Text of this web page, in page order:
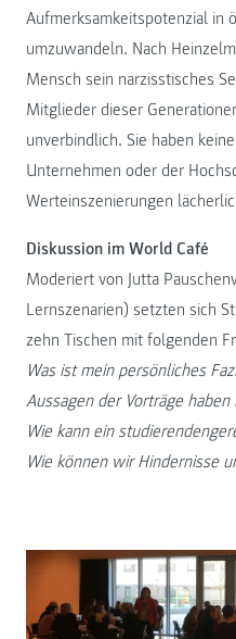
Aufmerksamkeitspotenzial in
umzuwandeln. Nach
Mensch sein narzisstisches
Mitglieder dieser
unverbindlich. Sie haben
Unternehmen oder der
Werteinszenierungen
Diskussion im World Café
Moderiert von Jutta
Lernszenarien) setzten sich
zehn Tischen mit folgenden
Was ist mein persönliches
Aussagen der Vorträge
Wie kann ein
Wie können wir Hindernisse